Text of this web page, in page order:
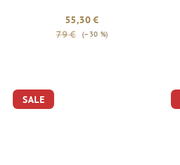
55,30 €
79 €
(–30 %)
SALE